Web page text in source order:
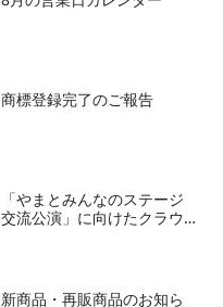
商標登録完了のご報告
「やまとみんなのステージ
交流公演」に向けたクラウ
新商品・再販商品のお知ら